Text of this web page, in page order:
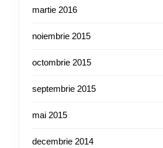
martie 2016
noiembrie 2015
octombrie 2015
septembrie 2015
mai 2015
decembrie 2014